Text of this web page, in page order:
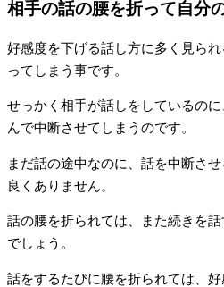
相手の話の腰を折って自分
好感度を下げる話し方に多く見ら
ってしまう事です。
せっかく相手が話しをしているの
んで中断させてしまうのです。
まだ話の途中なのに、話を中断さ
良くありません。
話の腰を折られては、また続きを
でしょう。
話をするたびに腰を折られては、